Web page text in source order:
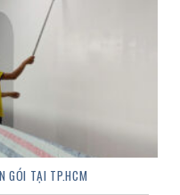
GÓI TẠI TP.HCM